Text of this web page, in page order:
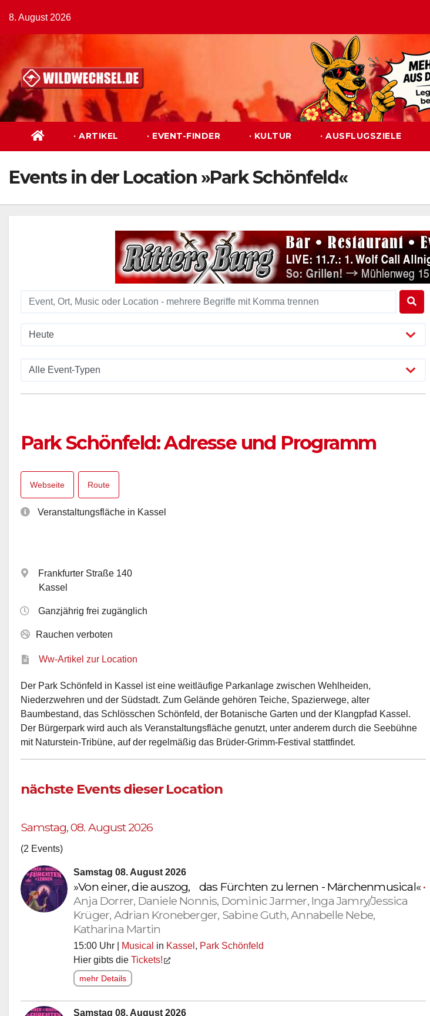
Inhalt
springen
8. August 2026
· ARTIKEL · EVENT-FINDER · KULTUR · AUSFLUGSZIELE
Events in der Location »Park Schönfeld«
Park Schönfeld: Adresse und Programm
Webseite Route
Veranstaltungsfläche in Kassel
Frankfurter Straße 140
Kassel
Ganzjährig frei zugänglich
Rauchen verboten
Ww-Artikel zur Location
Der Park Schönfeld in Kassel ist eine weitläufige Parkanlage zwischen Wehlheiden,
Niederzwehren und der Südstadt. Zum Gelände gehören Teiche, Spazierwege, alter
Baumbestand, das Schlösschen Schönfeld, der Botanische Garten und der Klangpfad Kassel.
Der Bürgerpark wird auch als Veranstaltungsfläche genutzt, unter anderem durch die Seebühne
mit Naturstein-Tribüne, auf der regelmäßig das Brüder-Grimm-Festival stattfindet.
nächste Events dieser Location
Samstag, 08. August 2026
(2 Events)
Samstag 08. August 2026
»Von einer, die auszog, das Fürchten zu lernen - Märchenmusical«•
Anja Dorrer, Daniele Nonnis, Dominic Jarmer, Inga Jamry/Jessica
Krüger, Adrian Kroneberger, Sabine Guth, Annabelle Nebe,
Katharina Martin
15:00 Uhr | Musical in Kassel Park Schönfeld
Hier gibts die Tickets!
mehr Details
Samstag 08. August 2026